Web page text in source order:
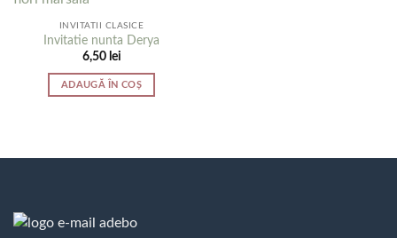
INVITATII CLASICE
Invitatie nunta Derya
6,50 lei
ADAUGĂ ÎN COȘ